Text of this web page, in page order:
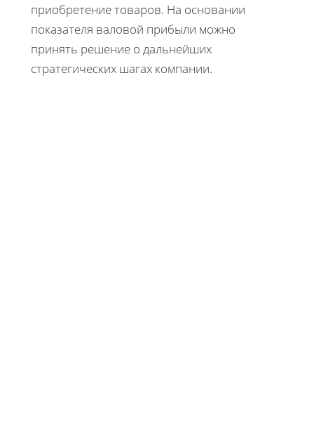
приобретение товаров. На основании
показателя валовой прибыли можно
принять решение о дальнейших
стратегических шагах компании.